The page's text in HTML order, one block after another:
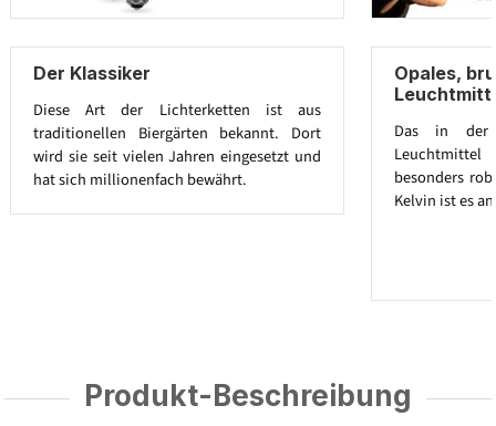
Der Klassiker
Diese Art der Lichterketten ist aus
traditionellen Biergärten bekannt. Dort
wird sie seit vielen Jahren eingesetzt und
hat sich millionenfach bewährt.
Opales,
Das in der
besonders
Kelvin ist es
Produkt-Beschreibung